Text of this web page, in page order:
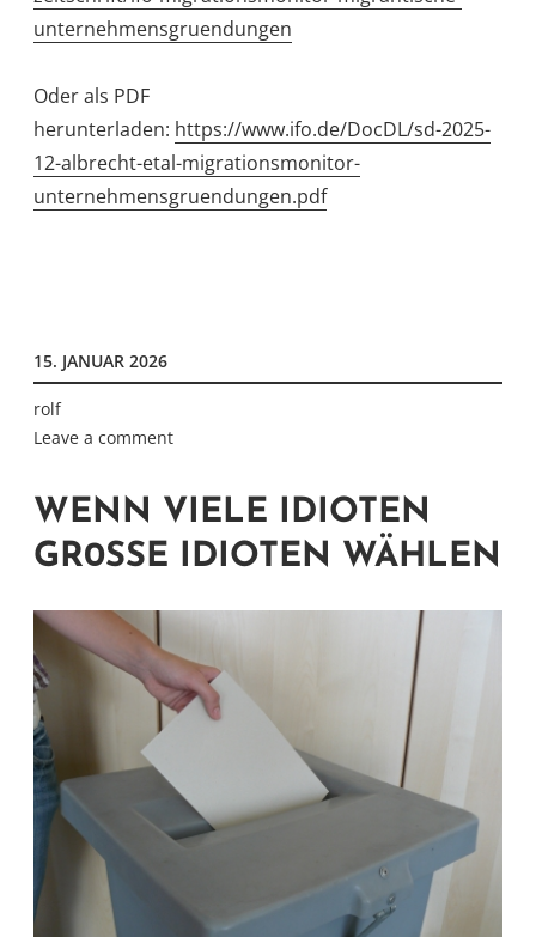
unternehmensgruendungen
Oder als PDF
herunterladen: https://www.ifo.de/DocDL/sd-2025-
12-albrecht-etal-migrationsmonitor-
unternehmensgruendungen.pdf
15. JANUAR 2026
rolf
Leave a comment
WENN VIELE IDIOTEN
GR0SSE IDIOTEN WÄHLEN